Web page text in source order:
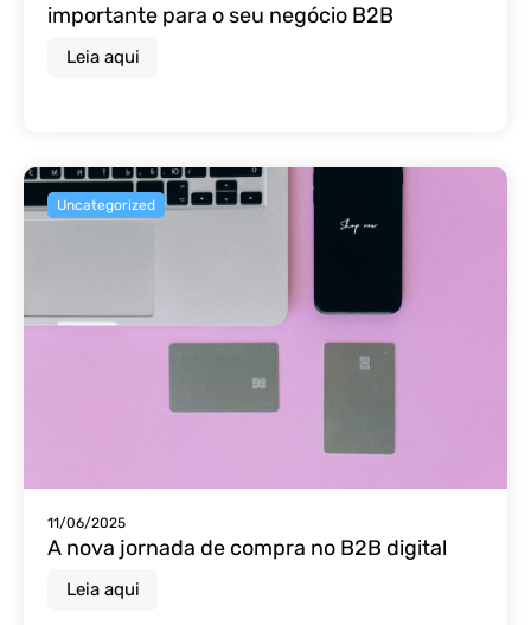
importante para o seu negócio B2B
Leia aqui
Uncategorized
11/06/2025
A nova jornada de compra no B2B digital
Leia aqui